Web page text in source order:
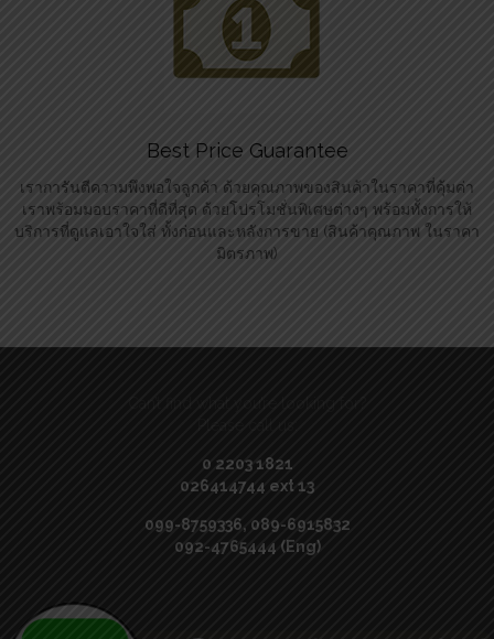
Best Price Guarantee
เราการันตีความพึงพอใจลูกค้า ด้วยคุณภาพของสินค้าในราคาที่คุ้มค่า
เราพร้อมมอบราคาที่ดีที่สุด ด้วยโปรโมชั่นพิเศษต่างๆ พร้อมทั้งการให้
บริการที่ดูแลเอาใจใส่ ทั้งก่อนและหลังการขาย (สินค้าคุณภาพ ในราคา
มิตรภาพ)
0 2203 1821
026414744 ext 13
099-8759336, 089-6915832
092-4765444 (Eng)